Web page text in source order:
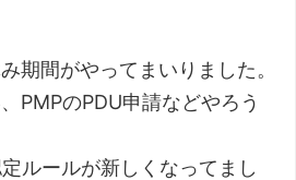
期間がやってまいりました。
PMPのPDU申請などやろう
ルールが新しくなってまし